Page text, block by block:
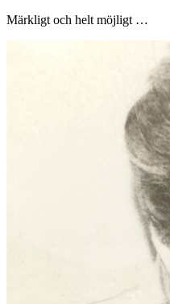
Märkligt och helt möjligt …